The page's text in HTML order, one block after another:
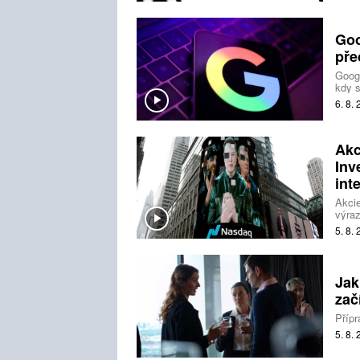
kdy
6. 8.
do
dál
5. 8.
5. 8.